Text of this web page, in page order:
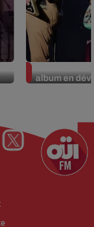
album en